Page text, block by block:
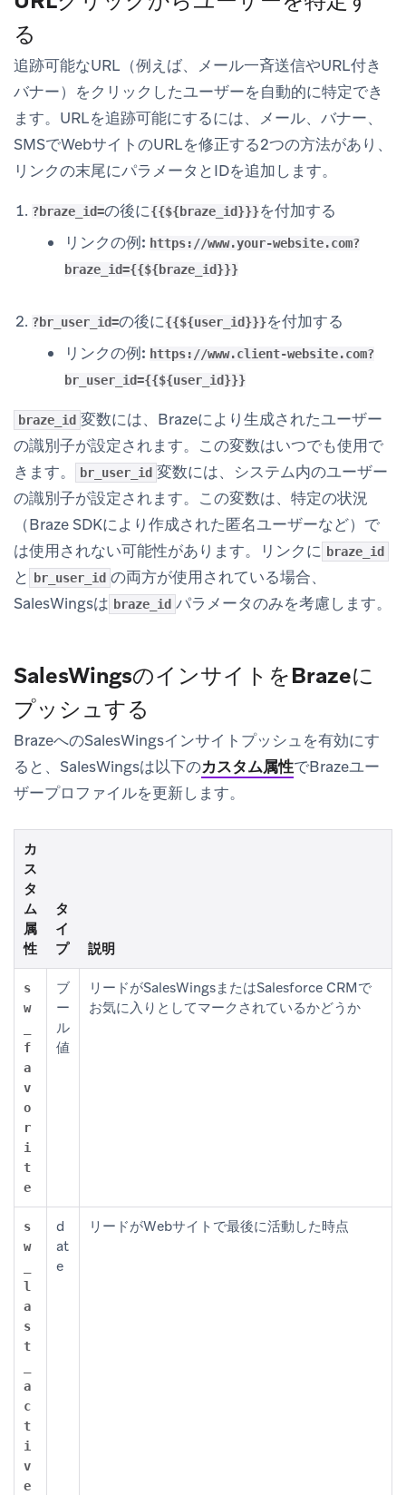
る
追跡可能なURL（例えば、メール一斉送信やURL付き
バナー）をクリックしたユーザーを自動的に特定でき
ます。URLを追跡可能にするには、メール、バナー、
SMSでWebサイトのURLを修正する2つの方法があり、
リンクの末尾にパラメータとIDを追加します。
?braze_id=の後に{{${braze_id}}}を付加する
リンクの例: https://www.your-website.com?
braze_id={{${braze_id}}}
?br_user_id=の後に{{${user_id}}}を付加する
リンクの例: https://www.client-website.com?
br_user_id={{${user_id}}}
braze_id 変数には、Brazeにより生成されたユーザー
の識別子が設定されます。この変数はいつでも使用で
きます。
br_user_id 変数には、システム内のユーザー
の識別子が設定されます。この変数は、特定の状況
（Braze SDKにより作成された匿名ユーザーなど）で
は使用されない可能性があります。リンクに braze_id
と br_user_id の両方が使用されている場合、
SalesWingsは braze_id パラメータのみを考慮します。
SalesWingsのインサイトをBrazeに
プッシュする
BrazeへのSalesWingsインサイトプッシュを有効にす
ると、SalesWingsは以下のカスタム属性でBrazeユー
ザープロファイルを更新します。
カ
ス
タ
ム
属
性
タ
イ
プ
説明
s
w
f
a
v
o
r
i
t
e
ブ
ー
ル
値
リードがSalesWingsまたはSalesforce CRMで
お気に入りとしてマークされているかどうか
s
w
l
a
s
t
a
c
t
i
v
e
d
at
e
リードがWebサイトで最後に活動した時点